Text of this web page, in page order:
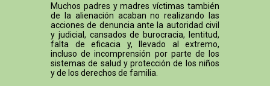
Muchos padres y madres víctimas también
de la alienación acaban no realizando las
acciones de denuncia ante la autoridad civil
y judicial, cansados de burocracia, lentitud,
falta de eficacia y, llevado al extremo,
incluso de incomprensión por parte de los
sistemas de salud y protección de los niños
y de los derechos de familia.